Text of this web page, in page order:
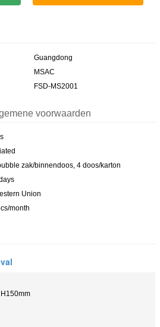
Guangdong
MSAC
FSD-MS2001
voorwaarden
zak/binnendoos, 4 doos/karton
Union
month